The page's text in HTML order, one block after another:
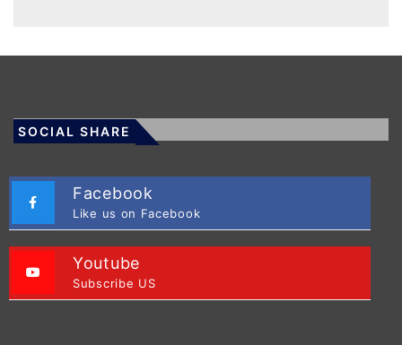
SOCIAL SHARE
Facebook
Like us on Facebook
Youtube
Subscribe US